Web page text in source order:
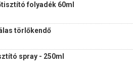
folyadék 60ml
törlőkendő
spray - 250ml